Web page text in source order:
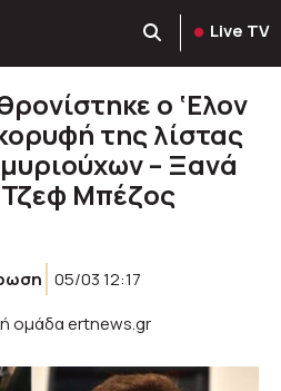
Live TV
ο ‘Eλον
της λίστας
– Ξανά
Μπέζος
05/03 12:17
ομάδα ertnews.gr